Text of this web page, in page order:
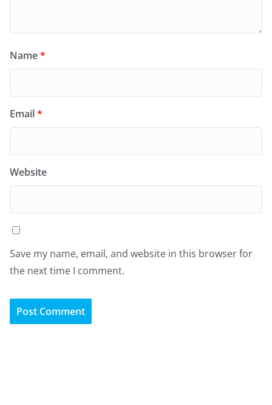
Name*
Email*
Website
Save my name, email, and website in this browser for
the next time I comment.